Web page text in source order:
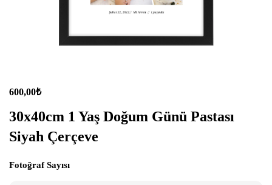
600,00₺
30x40cm 1 Yaş Doğum Günü Pastası
Siyah Çerçeve
Fotoğraf Sayısı